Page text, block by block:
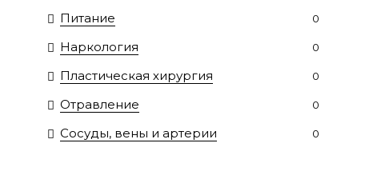
Питание 0
Наркология 0
Пластическая хирургия 0
Отравление 0
Сосуды, вены и артерии 0